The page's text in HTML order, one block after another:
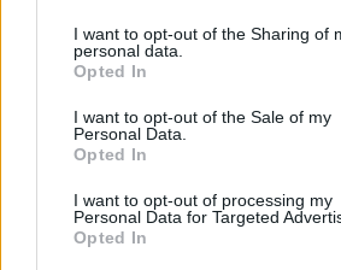
not limited to your visit or usage
grant or deny consent to Google and
use your data for below specified
consent section.
I want to opt-out of the Sharing of
personal data.
Opted In
I want to opt-out of the Sale of my
Personal Data.
Opted In
I want to opt-out of processing my
Personal Data for Targeted
Opted In
Elfelejtette jelszavát?
KERTÉSZ ÉS KERTÉSZET